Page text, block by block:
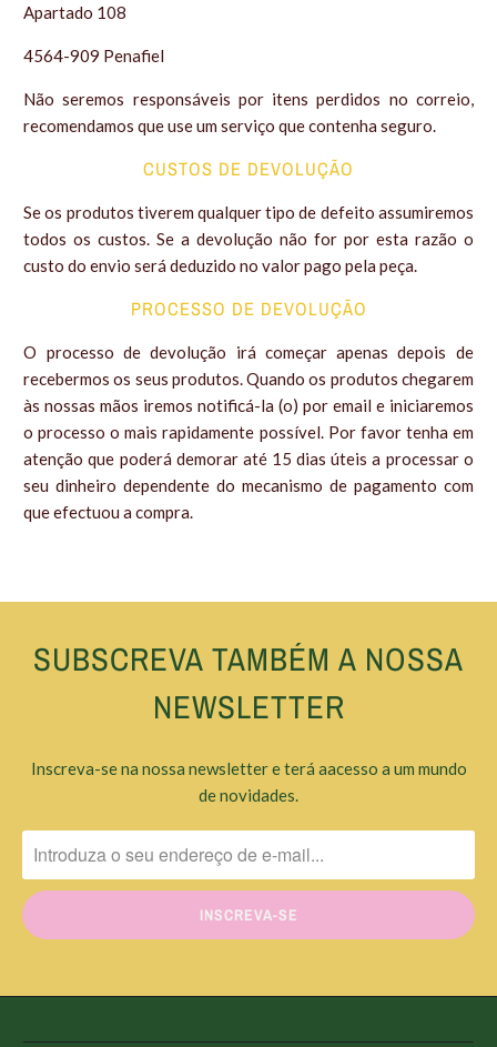
Apartado 108
4564-909 Penafiel
Não seremos responsáveis por itens perdidos no correio,
recomendamos que use um serviço que contenha seguro.
CUSTOS DE DEVOLUÇÃO
Se os produtos tiverem qualquer tipo de defeito assumiremos
todos os custos. Se a devolução não for por esta razão o
custo do envio será deduzido no valor pago pela peça.
PROCESSO DE DEVOLUÇÃO
O processo de devolução irá começar apenas depois de
recebermos os seus produtos. Quando os produtos chegarem
às nossas mãos iremos notificá-la (o) por email e iniciaremos
o processo o mais rapidamente possível. Por favor tenha em
atenção que poderá demorar até 15 dias úteis a processar o
seu dinheiro dependente do mecanismo de pagamento com
que efectuou a compra.
SUBSCREVA TAMBÉM A NOSSA
NEWSLETTER
Inscreva-se na nossa newsletter e terá aacesso a um mundo
de novidades.